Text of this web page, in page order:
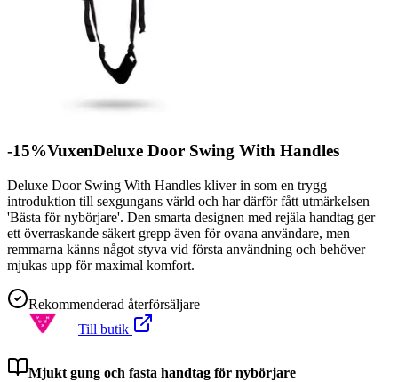
-15%VuxenDeluxe Door Swing With Handles
Deluxe Door Swing With Handles kliver in som en trygg
introduktion till sexgungans värld och har därför fått utmärkelsen
'Bästa för nybörjare'. Den smarta designen med rejäla handtag ger
ett överraskande säkert grepp även för ovana användare, men
remmarna känns något styva vid första användning och behöver
mjukas upp för maximal komfort.
Rekommenderad återförsäljare
Till butik
Mjukt gung och fasta handtag för nybörjare